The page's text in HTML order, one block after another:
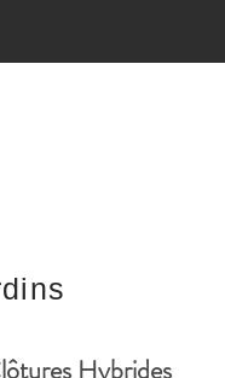
Hybrides